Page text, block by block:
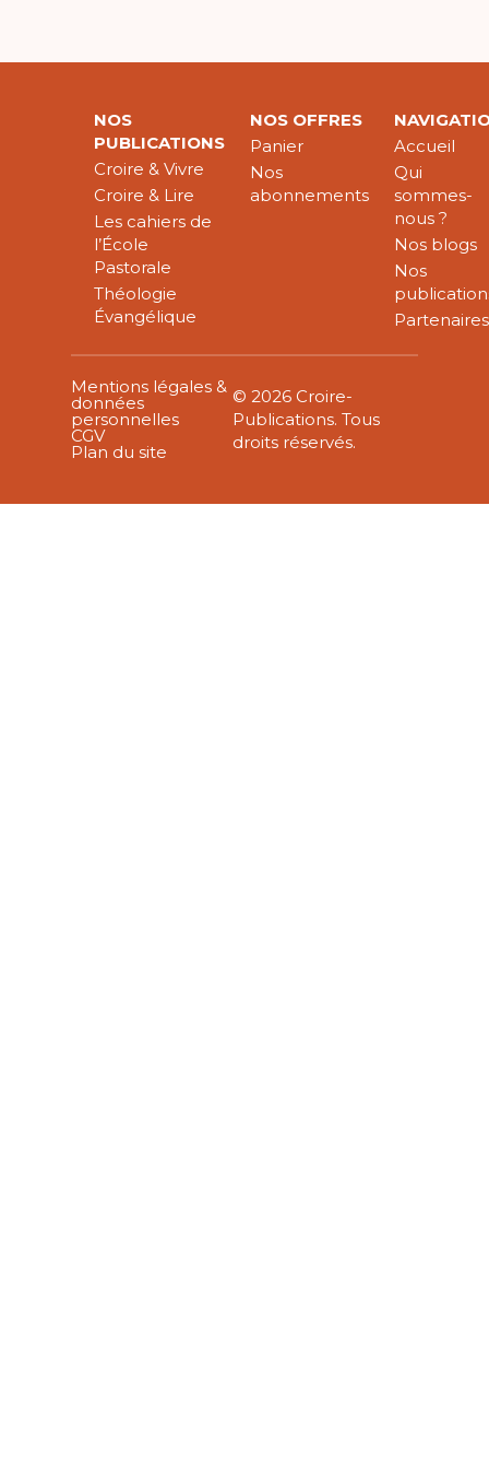
NOS
PUBLICATIONS
Croire & Vivre
Croire & Lire
Les cahiers de
l’École
Pastorale
Théologie
Évangélique
NOS OFFRES
Panier
Nos
abonnements
Accueil
Qui
sommes-
nous ?
Nos blogs
Nos
Partenaires
Mentions légales &
données
personnelles
CGV
Plan du site
© 2026 Croire-
Publications. Tous
droits réservés.